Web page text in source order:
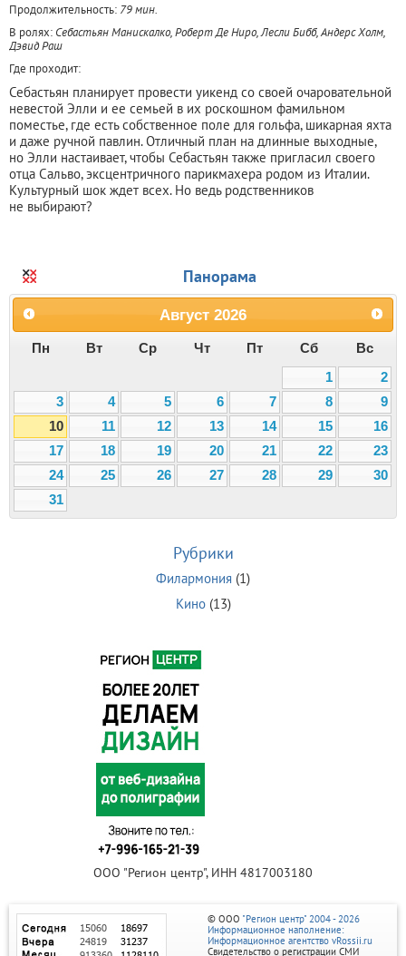
Продолжительность: 79 мин.
В ролях: Себастьян Манискалко, Роберт Де Ниро, Лесли Бибб, Андерс Холм,
Дэвид Раш
Где проходит:
Себастьян планирует провести уикенд со своей очаровательной
невестой Элли и ее семьей в их роскошном фамильном
поместье, где есть собственное поле для гольфа, шикарная яхта
и даже ручной павлин. Отличный план на длинные выходные,
но Элли настаивает, чтобы Себастьян также пригласил своего
отца Сальво, эксцентричного парикмахера родом из Италии.
Культурный шок ждет всех. Но ведь родственников
не выбирают?
Панорама
Август 2026
Пн Вт Ср Чт Пт Сб
Вс
1
2
3
4 5 6 7 8
9
10
11 12 13 14 15
16
17
18 19 20 21 22
23
24
25 26 27 28 29
30
31
Рубрики
Филармония (1)
Кино(13)
ООО "Регион центр", ИНН 4817003180
© ООО "Регион центр" 2004 - 2026
Информационное наполнение:
Информационное агентство vRossii.ru
Свидетельство о регистрации СМИ